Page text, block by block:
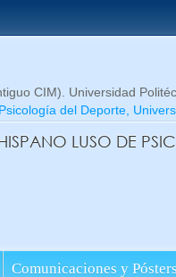
CIM). Universidad
del Deporte,
LUSO DE
Comunicaciones y